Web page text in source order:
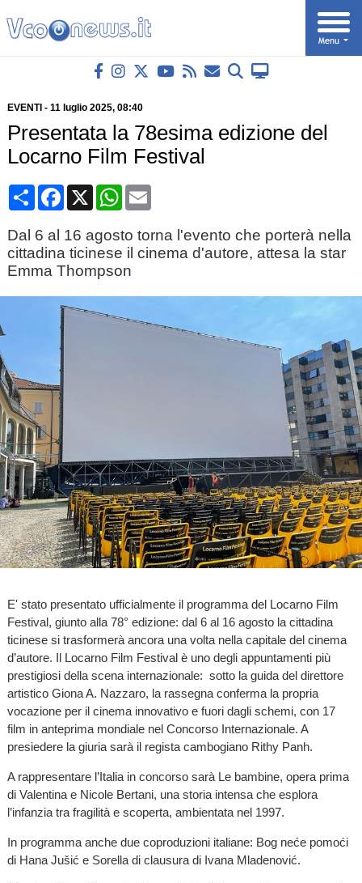
EVENTI - 11 luglio 2025, 08:40
Presentata la 78esima edizione del
Locarno Film Festival
CondividiFacebook
X WhatsApp
Email
Dal 6 al 16 agosto torna l'evento che porterà nella
cittadina ticinese il cinema d'autore, attesa la star
Emma Thompson
E' stato presentato ufficialmente il programma del Locarno Film
Festival, giunto alla 78° edizione: dal 6 al 16 agosto la cittadina
ticinese si trasformerà ancora una volta nella capitale del cinema
d’autore. Il Locarno Film Festival è uno degli appuntamenti più
prestigiosi della scena internazionale: sotto la guida del direttore
artistico Giona A. Nazzaro, la rassegna conferma la propria
vocazione per il cinema innovativo e fuori dagli schemi, con 17
film in anteprima mondiale nel Concorso Internazionale. A
presiedere la giuria sarà il regista cambogiano Rithy Panh.
A rappresentare l’Italia in concorso sarà Le bambine, opera prima
di Valentina e Nicole Bertani, una storia intensa che esplora
l’infanzia tra fragilità e scoperta, ambientata nel 1997.
In programma anche due coproduzioni italiane: Bog neće pomoći
di Hana Jušić e Sorella di clausura di Ivana Mladenović.